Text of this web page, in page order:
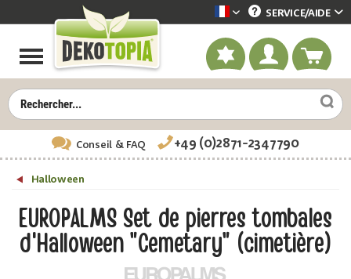
Dekotopia französisch
SERVICE/AIDE
Conseil& FAQ +49 (0)2871-2347790
Halloween
EUROPALMS Set de pierres tombales
d'Halloween "Cemetary" (cimetière)